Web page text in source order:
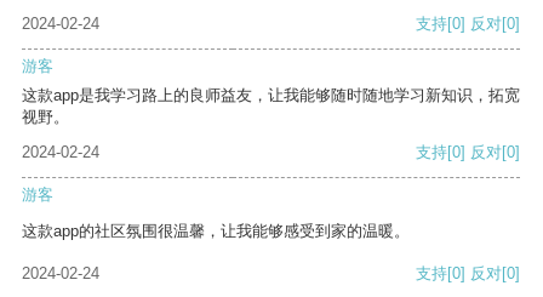
2024-02-24
支持[0] 反对[0]
游客
这款app是我学习路上的良师益友，让我能够随时随地学习新知识，拓宽
视野。
2024-02-24
支持[0] 反对[0]
游客
这款app的社区氛围很温馨，让我能够感受到家的温暖。
2024-02-24 支持[0] 反对[0]